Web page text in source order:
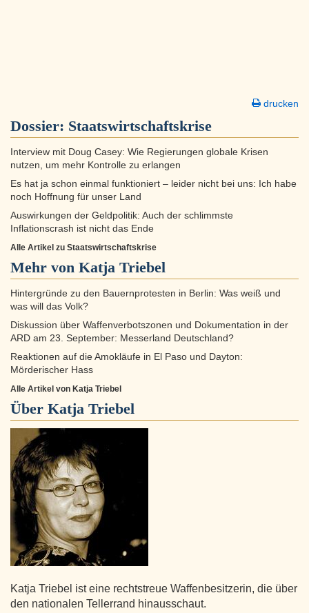
drucken
Dossier: Staatswirtschaftskrise
Interview mit Doug Casey: Wie Regierungen globale Krisen
nutzen, um mehr Kontrolle zu erlangen
Es hat ja schon einmal funktioniert – leider nicht bei uns: Ich habe
noch Hoffnung für unser Land
Auswirkungen der Geldpolitik: Auch der schlimmste
Inflationscrash ist nicht das Ende
Alle Artikel zu Staatswirtschaftskrise
Mehr von Katja Triebel
Hintergründe zu den Bauernprotesten in Berlin: Was weiß und
was will das Volk?
Diskussion über Waffenverbotszonen und Dokumentation in der
ARD am 23. September: Messerland Deutschland?
Reaktionen auf die Amokläufe in El Paso und Dayton:
Mörderischer Hass
Alle Artikel von Katja Triebel
Über Katja Triebel
Katja Triebel ist eine rechtstreue Waffenbesitzerin, die über
den nationalen Tellerrand hinausschaut.